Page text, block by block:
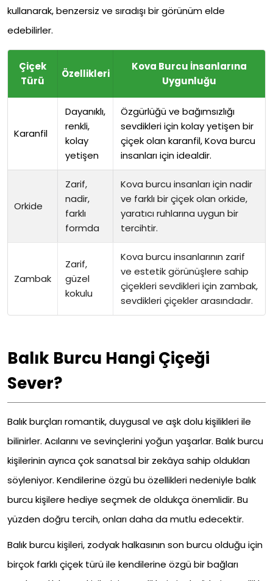
kullanarak, benzersiz ve sıradışı bir görünüm elde
edebilirler.
Çiçek
Türü
Özellikleri
Kova Burcu İnsanlarına
Uygunluğu
Karanfil
Dayanıklı,
renkli,
kolay
yetişen
Özgürlüğü ve bağımsızlığı
sevdikleri için kolay yetişen bir
çiçek olan karanfil, Kova burcu
insanları için idealdir.
Orkide
Zarif,
nadir,
farklı
formda
Kova burcu insanları için nadir
ve farklı bir çiçek olan orkide,
yaratıcı ruhlarına uygun bir
tercihtir.
Zambak
Zarif,
güzel
kokulu
Kova burcu insanlarının zarif
ve estetik görünüşlere sahip
çiçekleri sevdikleri için zambak,
sevdikleri çiçekler arasındadır.
Balık Burcu Hangi Çiçeği
Sever?
Balık burçları romantik, duygusal ve aşk dolu kişilikleri ile
bilinirler. Acılarını ve sevinçlerini yoğun yaşarlar. Balık burcu
kişilerinin ayrıca çok sanatsal bir zekâya sahip oldukları
söyleniyor. Kendilerine özgü bu özellikleri nedeniyle balık
burcu kişilere hediye seçmek de oldukça önemlidir. Bu
yüzden doğru tercih, onları daha da mutlu edecektir.
Balık burcu kişileri, zodyak halkasının son burcu olduğu için
birçok farklı çiçek türü ile kendilerine özgü bir bağları